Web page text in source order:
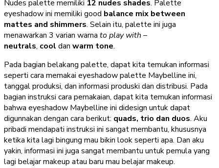
Nudes palette memiliki 12 nudes shades. Palette
eyeshadow ini memiliki good balance mix between
mattes and shimmers. Selain itu, palette ini juga
menawarkan 3 varian warna to play with –
neutrals, cool dan warm tone.
Pada bagian belakang palette, dapat kita temukan informasi
seperti cara memakai eyeshadow palette Maybelline ini,
tanggal produksi, dan informasi produski dan distribusi. Pada
bagian instruksi cara pemakaian, dapat kita temukan informasi
bahwa eyeshadow Maybelline ini didesign untuk dapat
digunnakan dengan cara berikut: quads, trio dan duos. Aku
pribadi mendapati instruksi ini sangat membantu, khususnya
ketika kita lagi bingung mau bikin look seperti apa. Dan aku
yakin, informasi ini juga sangat membantu untuk pemula yang
lagi belajar makeup atau baru mau belajar makeup.